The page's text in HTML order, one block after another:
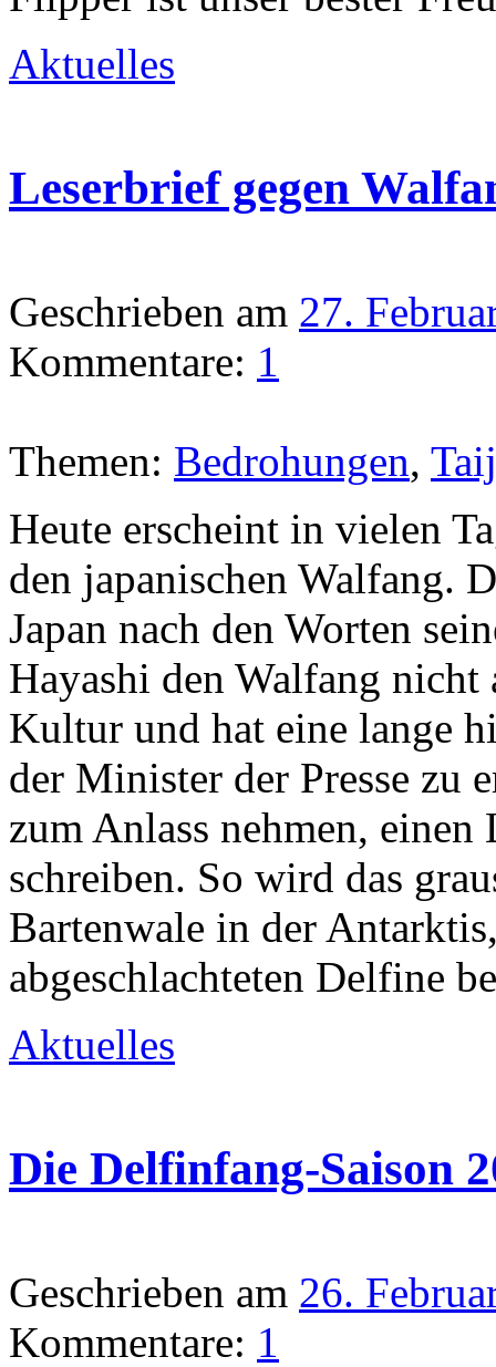
Aktuelles
Leserbrief gegen
Geschrieben am 27.
Kommentare: 1
Themen: Bedrohungen,
Heute erscheint in vielen
den japanischen Walfang.
Japan nach den Worten
Hayashi den Walfang nicht
Kultur und hat eine lange
der Minister der Presse zu
zum Anlass nehmen,
schreiben. So wird das
Bartenwale in der
abgeschlachteten Delfine
Aktuelles
Die Delfinfang-Saison
Geschrieben am 26.
Kommentare: 1